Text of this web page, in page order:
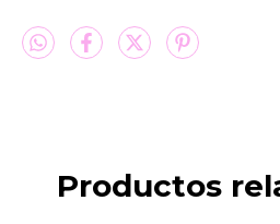
Productos